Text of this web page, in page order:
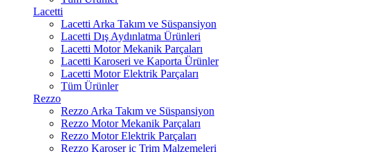
Lacetti
Lacetti Arka Takım ve Süspansiyon
Lacetti Dış Aydınlatma Ürünleri
Lacetti Motor Mekanik Parçaları
Lacetti Karoseri ve Kaporta Ürünler
Lacetti Motor Elektrik Parçaları
Tüm Ürünler
Rezzo
Rezzo Arka Takım ve Süspansiyon
Rezzo Motor Mekanik Parçaları
Rezzo Motor Elektrik Parçaları
Rezzo Karoser iç Trim Malzemeleri